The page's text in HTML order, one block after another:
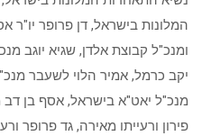
המלונות בישראל, דן פרופר יו"ר
ומנכ"ל קבוצת אלדן, שגיא יוגב
יקב כרמל, אמיר הלוי לשעבר
מנכ"ל יאט"א בישראל, אסף בן דב
פירון ורעייתו מאירה, גד פרופר